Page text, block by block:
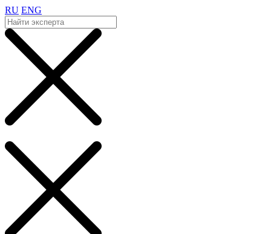
RU ENG